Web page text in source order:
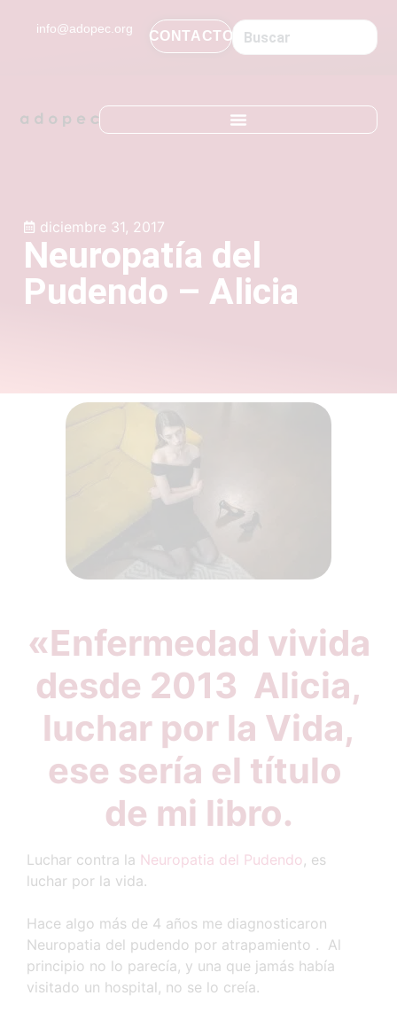
info@adopec.org CONTACTO
Neuropatía del
Pudendo – Alicia
diciembre 31, 2017
«Enfermedad vivida
desde 2013 Alicia,
luchar por la Vida,
ese sería el título
de mi libro.
Luchar contra la Neuropatia del Pudendo, es
luchar por la vida.
Hace algo más de 4 años me diagnosticaron
Neuropatia del pudendo por atrapamiento . Al
principio no lo parecía, y una que jamás había
visitado un hospital, no se lo creía.